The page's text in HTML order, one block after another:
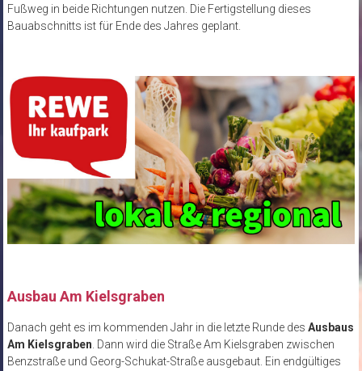
Fußweg in beide Richtungen nutzen. Die Fertigstellung dieses
Bauabschnitts ist für Ende des Jahres geplant.
Ausbau Am Kielsgraben
Danach geht es im kommenden Jahr in die letzte Runde des Ausbaus
Am Kielsgraben . Dann wird die Straße Am Kielsgraben zwischen
Benzstraße und Georg-Schukat-Straße ausgebaut. Ein endgültiges